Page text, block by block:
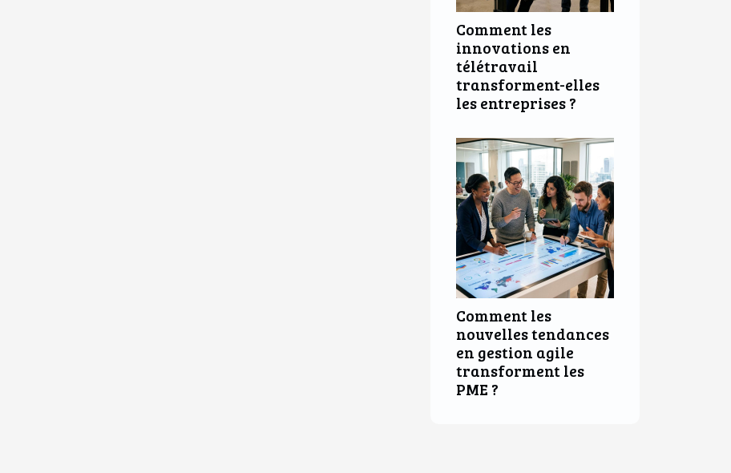
Comment les
innovations en
télétravail
transforment-elles
les entreprises ?
Comment les
nouvelles tendances
en gestion agile
transforment les
PME ?